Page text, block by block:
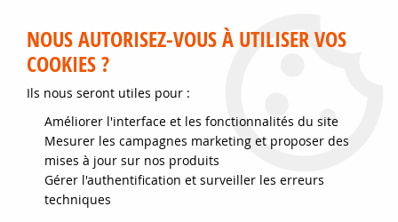
samedi de 9h30 à 12h et de 14h30 à 18h
Accueil > Graines et semences >Graines de Fleurs >
Mélanges de fleurs decoratives >Boîte - Jachères Fleuries - 100 m²
Boîte - Jachères Fleuries - 100 m²
NOUS AUTORISEZ-VOUS À UTILISER VOS
COOKIES ?
Ils nous seront utiles pour :
Améliorer l'interface et les fonctionnalités du site
Mesurer les campagnes marketing et proposer des
mises à jour sur nos produits
Gérer l'authentification et surveiller les erreurs
techniques